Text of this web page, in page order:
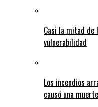
Casi la mitad de
vulnerabilidad
Los incendios
causó una